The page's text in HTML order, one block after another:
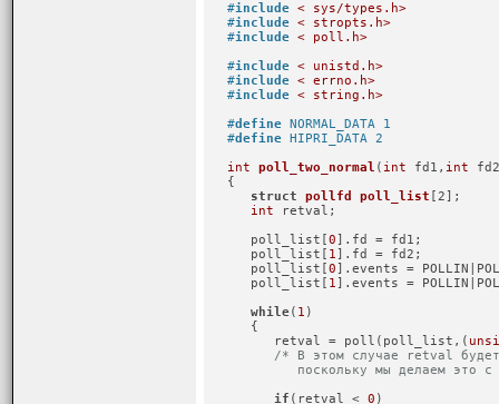
#include < sys/types.h>
#include < stropts.h>
#include < poll.h>
#include < unistd.h>
#include < errno.h>
#include < string.h>
#define NORMAL_DATA 1
#define HIPRI_DATA 2
int
poll_two_normal ( int fd1, int
   {
struct
pollfd poll_list [2];
int retval;
      poll_list[
0].fd = fd1;
      poll_list[
1].fd = fd2;
      poll_list[
0].events =
      poll_list[
1].events =
while( 1 )
      {
         retval = poll(poll_list,(
/* В этом случае retval
поскольку мы делаем это
if (retval < 0 )